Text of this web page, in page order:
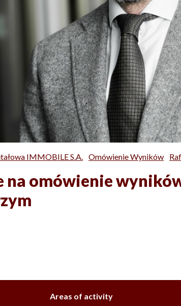
IMMOBILE S.A. Omówienie Wyników
na omówienie
Areas of activity